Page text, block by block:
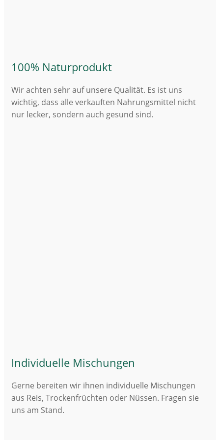
100% Naturprodukt
Wir achten sehr auf unsere Qualität. Es ist uns
wichtig, dass alle verkauften Nahrungsmittel nicht
nur lecker, sondern auch gesund sind.
Individuelle Mischungen
Gerne bereiten wir ihnen individuelle Mischungen
aus Reis, Trockenfrüchten oder Nüssen. Fragen sie
uns am Stand.